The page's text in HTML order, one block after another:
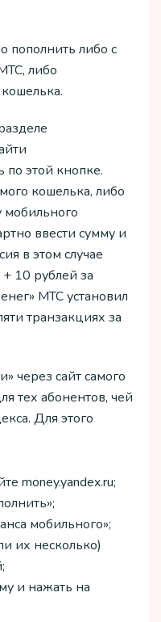
пополнить либо с
либо
по этой кнопке.
кошелька, либо
ввести сумму и
в этом случае
10 рублей за
МТС установил
транзакциях за
через сайт самого
тех абонентов, чей
Для этого
money.yandex.ru;
мобильного»;
их несколько)
и нажать на